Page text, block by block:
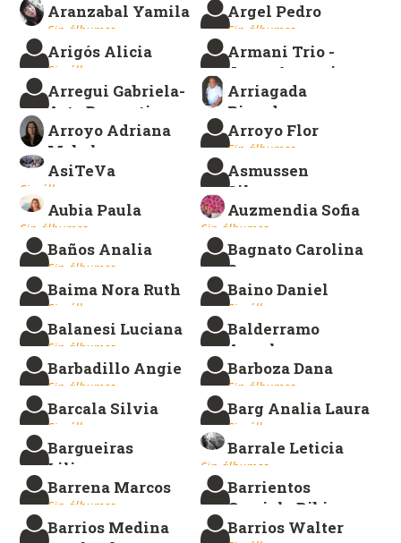
Sin álbumes. Sin álbumes.
Aranzabal Yamila
Sin álbumes.
Argel Pedro
Sin álbumes.
Arigós Alicia
Sin álbumes.
Armani Trio -
Jorge Armani
Sin álbumes.
Arregui Gabriela-
Arte Decorativo
Sin álbumes.
Arriagada
Ricardo
Sin álbumes.
Arroyo Adriana
Mabel
Sin álbumes.
Arroyo Flor
Sin álbumes.
AsiTeVa
Sin álbumes.
Asmussen
Silvana
Sin álbumes.
Aubia Paula
Sin álbumes.
Auzmendia Sofia
Sin álbumes.
Baños Analia
Sin álbumes.
Bagnato Carolina
S.
Sin álbumes.
Baima Nora Ruth
Sin álbumes.
Baino Daniel
Sin álbumes.
Balanesi Luciana
Sin álbumes.
Balderramo
Angela
Sin álbumes.
Barbadillo Angie
Sin álbumes.
Barboza Dana
Sin álbumes.
Barcala Silvia
Sin álbumes.
Barg Analia Laura
Sin álbumes.
Bargueiras
Liliana
Sin álbumes.
Barrale Leticia
Sin álbumes.
Barrena Marcos
Sin álbumes.
Barrientos
Graciela Bibiana
Sin álbumes.
Barrios Medina
Barrios Walter